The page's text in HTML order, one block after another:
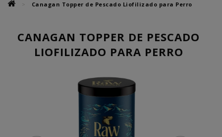
Canagan Topper de Pescado Liofilizado para Perro
CANAGAN TOPPER DE PESCADO
LIOFILIZADO PARA PERRO